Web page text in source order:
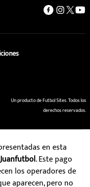
Un producto de Futbol Sites. Todos los
derechos reservados.
en esta
Juanfutbol. Este pago
los operadores de
aparecen, pero no